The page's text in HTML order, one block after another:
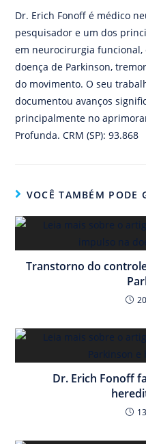
Dr. Erich Fonoff é médico
pesquisador e um dos
em neurocirurgia funcional,
doença de Parkinson,
do movimento. O seu
documentou avanços
principalmente no
Profunda. CRM (SP): 93.868
VOCÊ TAMBÉM PODE
Transtorno do
Dr. Erich Fonoff